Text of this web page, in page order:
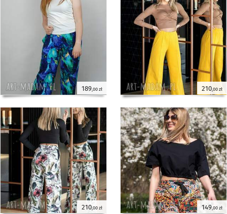
189,00 zł 210,00 zł
210,00 zł 149,00 zł